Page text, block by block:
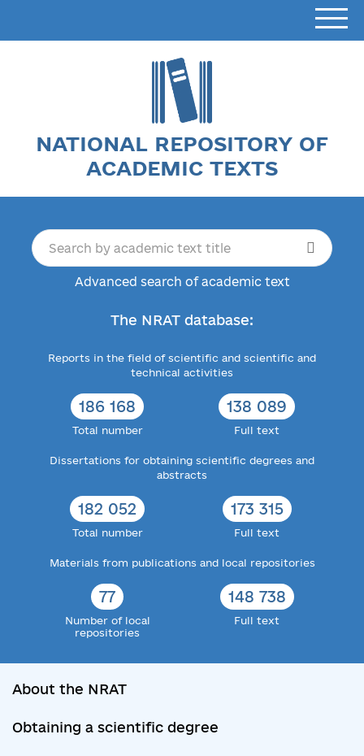
NATIONAL REPOSITORY OF
ACADEMIC TEXTS
Advanced search of academic text
The NRAT database:
Reports in the field of scientific and scientific and
technical activities
186 168
Total number
138 089
Full text
Dissertations for obtaining scientific degrees and
abstracts
182 052
Total number
173 315
Full text
Materials from publications and local repositories
77
Number of local
repositories
148 738
Full text
About the NRAT
Obtaining a scientific degree